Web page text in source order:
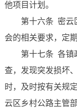
他项目计划。
第十六条 密云
会的相关要求，定
第十七条 各镇
查，发现突发损坏
时，及时按有关规
云区乡村公路主管